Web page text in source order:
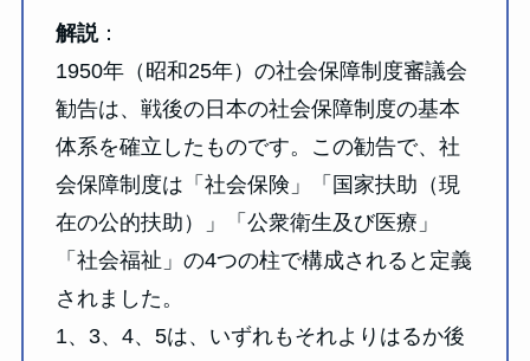
解説：
1950年（昭和25年）の社会保障制度審議会
勧告は、戦後の日本の社会保障制度の基本
体系を確立したものです。この勧告で、社
会保障制度は「社会保険」「国家扶助（現
在の公的扶助）」「公衆衛生及び医療」
「社会福祉」の4つの柱で構成されると定義
されました。
1、3、4、5は、いずれもそれよりはるか後